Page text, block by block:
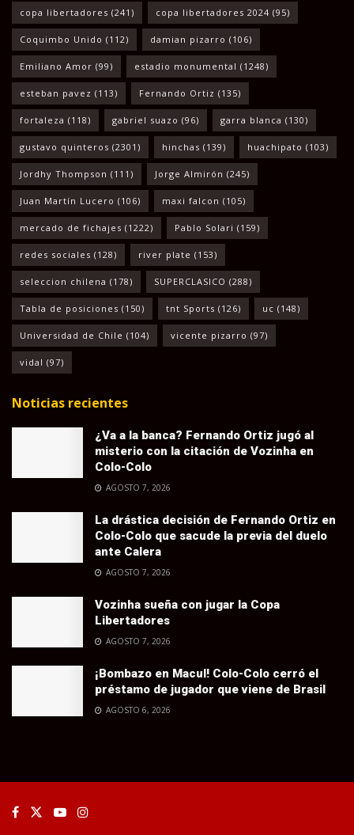
copa libertadores (241) copa libertadores 2024 (95)
Coquimbo Unido (112) damian pizarro (106)
Emiliano Amor (99) estadio monumental (1248)
esteban pavez (113) Fernando Ortiz (135)
fortaleza (118) gabriel suazo (96) garra blanca (130)
gustavo quinteros (2301) hinchas (139) huachipato (103)
Jordhy Thompson (111) Jorge Almirón (245)
Juan Martín Lucero (106) maxi falcon (105)
mercado de fichajes (1222) Pablo Solari (159)
redes sociales (128) river plate (153)
seleccion chilena (178) SUPERCLASICO (288)
Tabla de posiciones (150) tnt Sports (126) uc (148)
Universidad de Chile (104) vicente pizarro (97)
vidal (97)
Noticias recientes
¿Va a la banca? Fernando Ortiz jugó al
misterio con la citación de Vozinha en
Colo-Colo
AGOSTO 7, 2026
La drástica decisión de Fernando Ortiz en
Colo-Colo que sacude la previa del duelo
ante Calera
AGOSTO 7, 2026
Vozinha sueña con jugar la Copa
Libertadores
AGOSTO 7, 2026
¡Bombazo en Macul! Colo-Colo cerró el
préstamo de jugador que viene de Brasil
AGOSTO 6, 2026